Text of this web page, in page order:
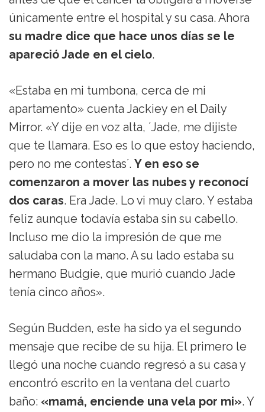
únicamente entre el hospital y su casa. Ahora
su madre dice que hace unos días se le
apareció Jade en el cielo.
«Estaba en mi tumbona, cerca de mi
apartamento» cuenta Jackiey en el Daily
Mirror. «Y dije en voz alta, ´Jade, me dijiste
que te llamara. Eso es lo que estoy haciendo,
pero no me contestas´. Y en eso se
comenzaron a mover las nubes y reconocí
dos caras. Era Jade. Lo vi muy claro. Y estaba
feliz aunque todavía estaba sin su cabello.
Incluso me dio la impresión de que me
saludaba con la mano. A su lado estaba su
hermano Budgie, que murió cuando Jade
tenía cinco años».
Según Budden, este ha sido ya el segundo
mensaje que recibe de su hija. El primero le
llegó una noche cuando regresó a su casa y
encontró escrito en la ventana del cuarto
baño: «mamá, enciende una vela por mi». Y